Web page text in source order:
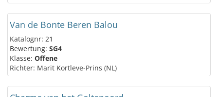
Van de Bonte Beren Balou
Katalognr: 21
Bewertung: SG4
Klasse: Offene
Richter: Marit Kortleve-Prins (NL)